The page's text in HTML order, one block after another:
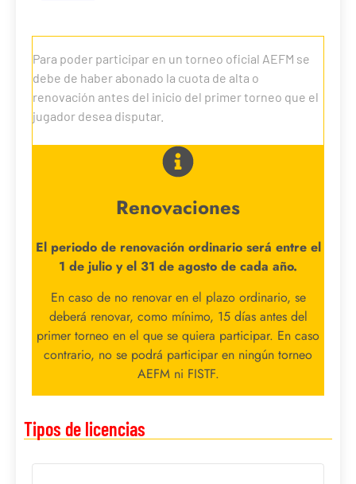
Para poder participar en un torneo oficial AEFM se
debe de haber abonado la cuota de alta o
renovación antes del inicio del primer torneo que el
jugador desea disputar.
Renovaciones
El periodo de renovación ordinario será entre el
1 de julio y el 31 de agosto de cada año.
En caso de no renovar en el plazo ordinario, se
deberá renovar, como mínimo, 15 días antes del
primer torneo en el que se quiera participar. En caso
contrario, no se podrá participar en ningún torneo
AEFM ni FISTF.
Tipos de licencias